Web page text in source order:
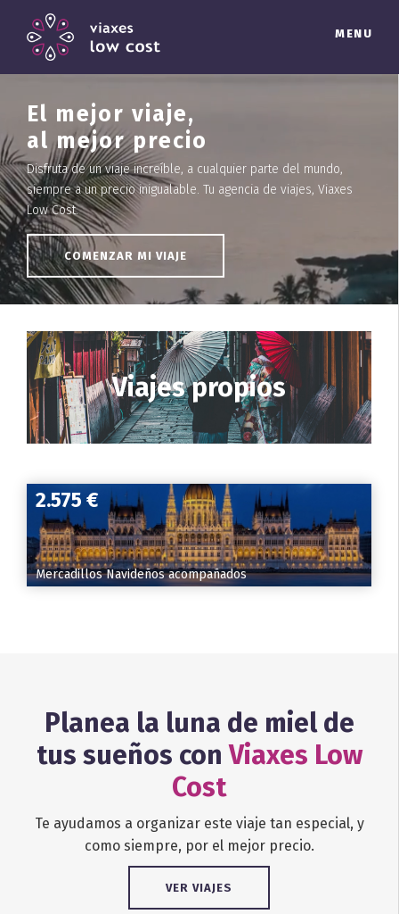
El mejor viaje,
al mejor precio
Disfruta de un viaje increíble, a cualquier parte del mundo,
siempre a un precio inigualable. Tu agencia de viajes, Viaxes
Low Cost.
COMENZAR MI VIAJE
Viajes propios
2.575 €
Mercadillos Navideños acompañados
Planea la luna de miel de
tus sueños conViaxes Low
Cost
Te ayudamos a organizar este viaje tan especial, y
como siempre, por el mejor precio.
VER VIAJES
MENU